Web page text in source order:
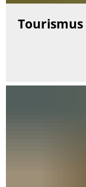
Tourismus